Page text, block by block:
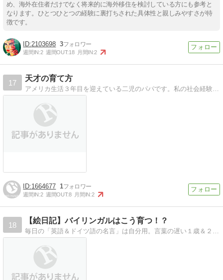
め、海外在住者だけでなく将来的に海外移住を検討している方にも参考と
なります。ひとつひとつの経験に裏打ちされた具体性と親しみやすさが特
徴です。
2103698 3
週間IN:2 週間OUT:18 月間IN:2
17
天才の育て方
1664677 1
週間IN:2 週間OUT:8 月間IN:2
18
【絵日記】バイリンガルはこう育つ！？